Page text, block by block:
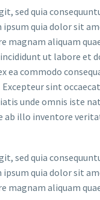
sed quia
quia dolor sit
magnam aliquam
ut labore et
commodo
sint
unde omnis iste
ab illo inventore
sed quia
quia dolor sit
magnam aliquam